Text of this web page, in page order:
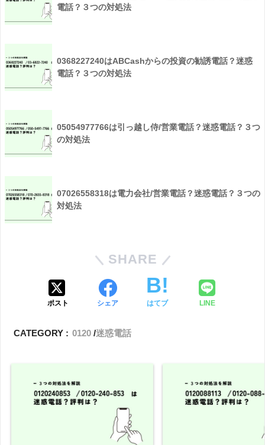
電話？３つの対処法
0368227240はABCashからの投資の勧誘電話？迷惑
電話？３つの対処法
05054977766は引っ越し侍/営業電話？迷惑電話？３つ
の対処法
07026558318は電力会社/営業電話？迷惑電話？３つの
対処法
SHARE
ポスト シェア はてブ LINE
CATEGORY : 0120 迷惑電話